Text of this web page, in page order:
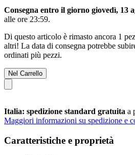
Consegna entro il giorno giovedì, 13
alle ore 23:59.
Di questo articolo è rimasto ancora 1
altri! La data di consegna potrebbe
ordinati più pezzi.
Nel Carrello
Italia: spedizione standard gratuita a
Maggiori informazioni su spedizione e
Caratteristiche e proprietà